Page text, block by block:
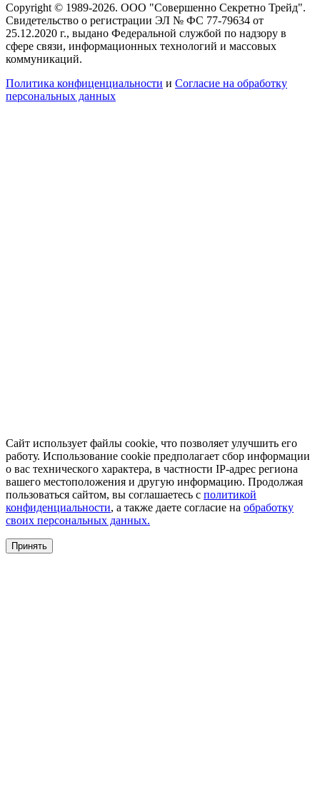
Copyright © 1989-2026. ООО "Совершенно Секретно Трейд".
Свидетельство о регистрации ЭЛ № ФС 77-79634 от
25.12.2020 г., выдано Федеральной службой по надзору в
сфере связи, информационных технологий и массовых
коммуникаций.
Политика конфиценциальности и Согласие на обработку
персональных данных
Сайт использует файлы cookie, что позволяет улучшить его
работу. Использование cookie предполагает сбор информации
о вас технического характера, в частности IP-адрес региона
вашего местоположения и другую информацию. Продолжая
пользоваться сайтом, вы соглашаетесь с политикой
конфиденциальности, а также даете согласие на обработку
своих персональных данных.
Принять